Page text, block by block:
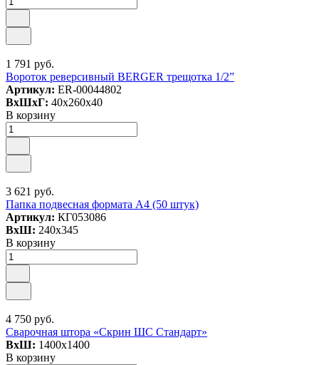
1 791 руб.
Вороток реверсивный BERGER трещотка 1/2”
Артикул: ER-00044802
ВxШxГ: 40x260x40
В корзину
3 621 руб.
Папка подвесная формата А4 (50 штук)
Артикул: КГ053086
ВxШ: 240x345
В корзину
4 750 руб.
Сварочная штора «Скрин ШС Стандарт»
ВxШ: 1400x1400
В корзину